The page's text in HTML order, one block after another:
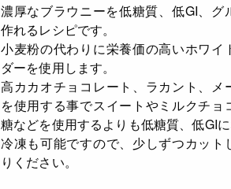
濃厚なブラウニーを低糖質、低GI、グ
作れるレシピです。
小麦粉の代わりに栄養価の高いホワイ
ダーを使用します。
高カカオチョコレート、ラカント、メ
を使用する事でスイートやミルクチョ
糖などを使用するよりも低糖質、低GIに
冷凍も可能ですので、少しずつカット
りください。